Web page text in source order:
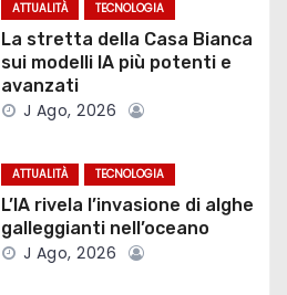
ATTUALITÀ TECNOLOGIA
La stretta della Casa Bianca
sui modelli IA più potenti e
avanzati
J Ago, 2026
ATTUALITÀ TECNOLOGIA
L’IA rivela l’invasione di alghe
galleggianti nell’oceano
J Ago, 2026